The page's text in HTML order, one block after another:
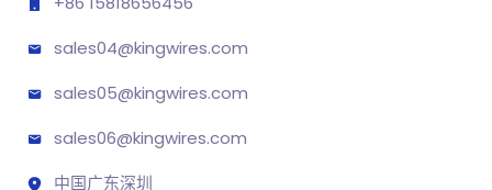
sales04@kingwires.com
sales05@kingwires.com
sales06@kingwires.com
中国广东深圳